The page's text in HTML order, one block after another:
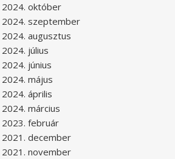
2024. október
2024. szeptember
2024. augusztus
2024. július
2024. június
2024. május
2024. április
2024. március
2023. február
2021. december
2021. november